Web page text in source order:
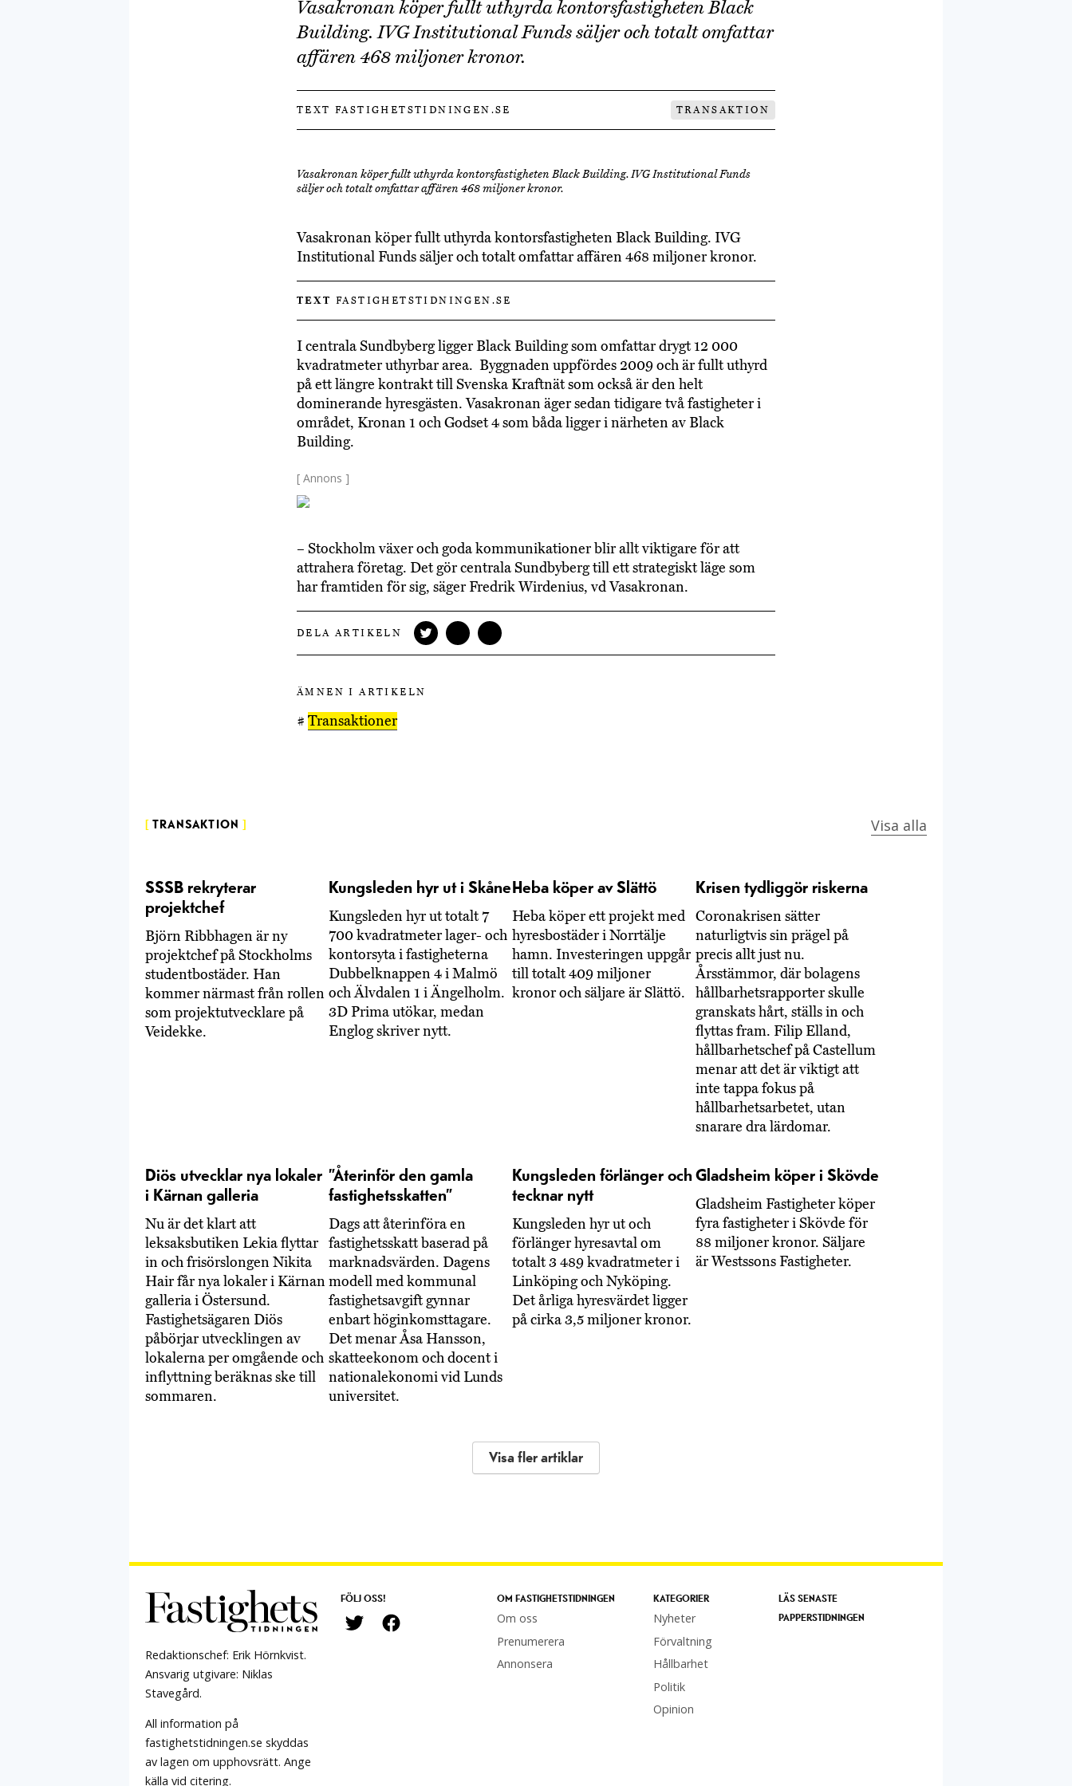
Vasakronan köper fullt uthyrda kontorsfastigheten Black
Building. IVG Institutional Funds säljer och totalt omfattar
affären 468 miljoner kronor.
TEXT FASTIGHETSTIDNINGEN.SE TRANSAKTION
Vasakronan köper fullt uthyrda kontorsfastigheten Black Building. IVG Institutional Funds
säljer och totalt omfattar affären 468 miljoner kronor.
Vasakronan köper fullt uthyrda kontorsfastigheten Black Building. IVG
Institutional Funds säljer och totalt omfattar affären 468 miljoner kronor.
TEXT FASTIGHETSTIDNINGEN.SE
I centrala Sundbyberg ligger Black Building som omfattar drygt 12 000
kvadratmeter uthyrbar area. Byggnaden uppfördes 2009 och är fullt uthyrd
på ett längre kontrakt till Svenska Kraftnät som också är den helt
dominerande hyresgästen. Vasakronan äger sedan tidigare två fastigheter i
området, Kronan 1 och Godset 4 som båda ligger i närheten av Black
Building.
[ Annons ]
– Stockholm växer och goda kommunikationer blir allt viktigare för att
attrahera företag. Det gör centrala Sundbyberg till ett strategiskt läge som
har framtiden för sig, säger Fredrik Wirdenius, vd Vasakronan.
DELA ARTIKELN
ÄMNEN I ARTIKELN
# Transaktioner
TRANSAKTION Visa alla
SSSB rekryterar
projektchef
Björn Ribbhagen är ny
projektchef på Stockholms
studentbostäder. Han
kommer närmast från rollen
som projektutvecklare på
Veidekke.
Kungsleden hyr ut i Skåne
Kungsleden hyr ut totalt 7
700 kvadratmeter lager- och
kontorsyta i fastigheterna
Dubbelknappen 4 i Malmö
och Älvdalen 1 i Ängelholm.
3D Prima utökar, medan
Englog skriver nytt.
Heba köper av Slättö
Heba köper ett projekt med
hyresbostäder i Norrtälje
hamn. Investeringen uppgår
till totalt 409 miljoner
kronor och säljare är Slättö.
Krisen tydliggör riskerna
Coronakrisen sätter
naturligtvis sin prägel på
precis allt just nu.
Årsstämmor, där bolagens
hållbarhetsrapporter skulle
granskats hårt, ställs in och
flyttas fram. Filip Elland,
hållbarhetschef på Castellum
menar att det är viktigt att
inte tappa fokus på
hållbarhetsarbetet, utan
snarare dra lärdomar.
Diös utvecklar nya lokaler
i Kärnan galleria
Nu är det klart att
leksaksbutiken Lekia flyttar
in och frisörslongen Nikita
Hair får nya lokaler i Kärnan
galleria i Östersund.
Fastighetsägaren Diös
påbörjar utvecklingen av
lokalerna per omgående och
inflyttning beräknas ske till
sommaren.
”Återinför den gamla
fastighetsskatten”
Dags att återinföra en
fastighetsskatt baserad på
marknadsvärden. Dagens
modell med kommunal
fastighetsavgift gynnar
enbart höginkomsttagare.
Det menar Åsa Hansson,
skatteekonom och docent i
nationalekonomi vid Lunds
universitet.
Kungsleden förlänger och
tecknar nytt
Kungsleden hyr ut och
förlänger hyresavtal om
totalt 3 489 kvadratmeter i
Linköping och Nyköping.
Det årliga hyresvärdet ligger
på cirka 3,5 miljoner kronor.
Gladsheim köper i Skövde
Gladsheim Fastigheter köper
fyra fastigheter i Skövde för
88 miljoner kronor. Säljare
är Westssons Fastigheter.
Visa fler artiklar
Redaktionschef: Erik Hörnkvist.
Ansvarig utgivare: Niklas
Stavegård.
All information på
fastighetstidningen.se skyddas
av lagen om upphovsrätt. Ange
källa vid citering.
FÖLJ OSS! OM FASTIGHETSTIDNINGEN
Om oss
Prenumerera
Annonsera
KATEGORIER
Nyheter
Förvaltning
Hållbarhet
Politik
Opinion
LÄS SENASTE
PAPPERSTIDNINGEN